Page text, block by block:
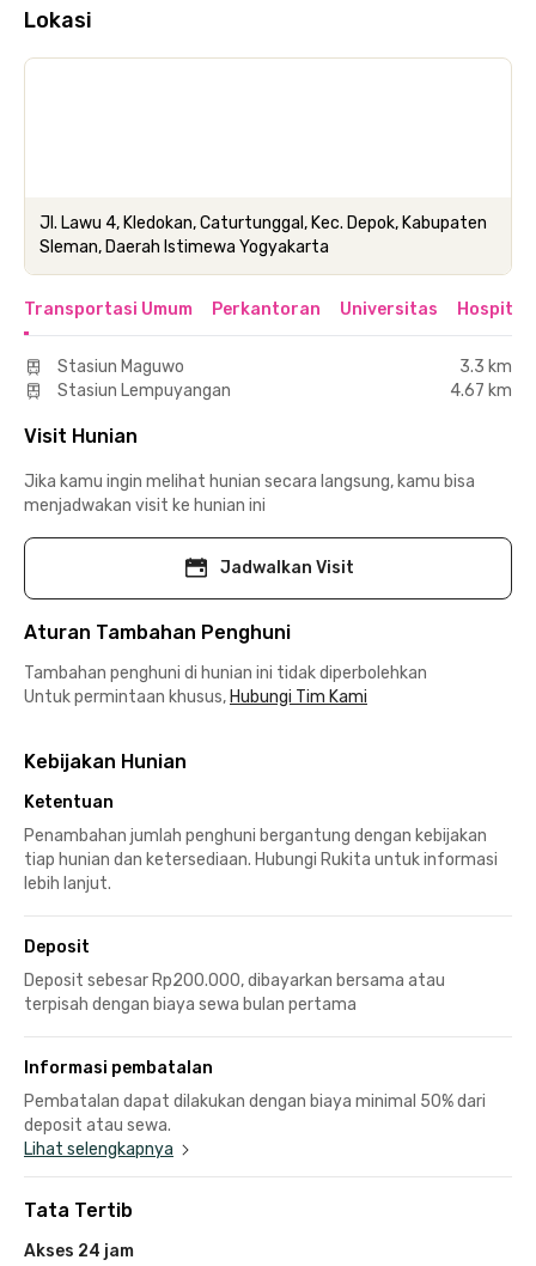
Lokasi
Jl. Lawu 4, Kledokan, Caturtunggal, Kec. Depok, Kabupaten
Sleman, Daerah Istimewa Yogyakarta
Transportasi Umum Perkantoran Universitas Hospital
Stasiun Maguwo
3.3 km
Stasiun Lempuyangan
4.67 km
Visit Hunian
Jika kamu ingin melihat hunian secara langsung, kamu bisa
menjadwakan visit ke hunian ini
Jadwalkan Visit
Aturan Tambahan Penghuni
Tambahan penghuni di hunian ini tidak diperbolehkan
Untuk permintaan khusus, Hubungi Tim Kami
Kebijakan Hunian
Ketentuan
Penambahan jumlah penghuni bergantung dengan kebijakan
tiap hunian dan ketersediaan. Hubungi Rukita untuk informasi
lebih lanjut.
Deposit
Deposit sebesar Rp200.000, dibayarkan bersama atau
terpisah dengan biaya sewa bulan pertama
Informasi pembatalan
Pembatalan dapat dilakukan dengan biaya minimal 50% dari
deposit atau sewa.
Lihat selengkapnya
Tata Tertib
Akses 24 jam